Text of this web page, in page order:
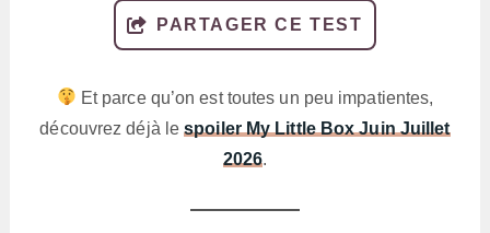
PARTAGER CE TEST
Et parce qu’on est toutes un peu impatientes,
découvrez déjà lespoiler My Little Box Juin Juillet
2026.